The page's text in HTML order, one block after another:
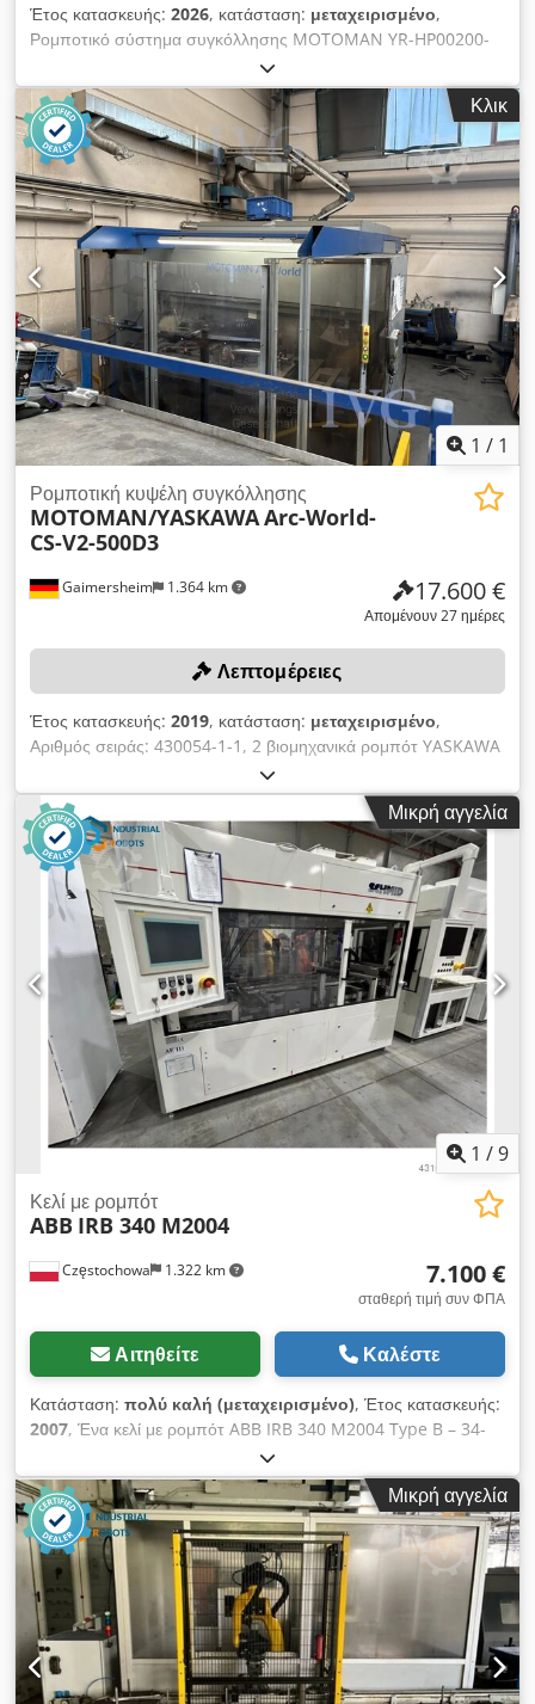
Έτος κατασκευής: 2026, κατάσταση: μεταχειρισμένο,
Ρομποτικό σύστημα συγκόλλησης MOTOMAN YR-HP00200-
B00, σειριακός αριθμός: S0M000-1-5, έτος κατασκευής: 2010,
2 εξαρτήματα συγκόλλησης για συγκόλληση με μπουλόνια,
συγκόλληση MIG/MAG, το καθένα με 1 βάση και 1 μηχανισμό
αλλαγής, 1 ηλεκτρικός πίνακας, αριθμός συσκευής 30033151,
μονάδα ελέγχου DX100, σειριακός αριθμός: HE0305977, 1
πηγή συγκόλλησης HBS IT90, 3 συστήματα εισαγωγής αερίου,
το καθένα με 1 δοχείο ταλάντωσης και μηχανισμό διαχωρισμού
VBZ3, 1 γερανογέφυρα με περιστρεφόμενο βραχίονα, 1
εξισορροπητής, 1 παλέτα αλλαγής, 1 περιστροφική συσκευή, 1
προστατευτικό κιγκλίδωμα, 1 σύστημα φωτοκυττάρων SICK, 1
φεγγίτη, 1 σύστημα εξαγωγής, 1 πηγή συγκόλλησης LEIPOLD
LQC MIG/MAG, αυτόματη τροφοδοσία σύρματος,
παρακολούθηση διαδικασίας. Cedozqzdiepfx Ap Isrf
Κλικ
1 / 1
Gaimersheim 1.364 km
Ρομποτική κυψέλη συγκόλλησης
MOTOMAN/YASKAWAArc-World-
CS-V2-500D3
17.600 €
Απομένουν 27 ημέρες
Λεπτομέρειες
Έτος κατασκευής: 2019, κατάσταση: μεταχειρισμένο,
Αριθμός σειράς: 430054-1-1, 2 βιομηχανικά ρομπότ YASKAWA
MA1440/MH12, το καθένα με μονάδα ελέγχου DX200, αριθμός
σειράς: 193423 / 193421, το καθένα με μηχανισμό
τροφοδοσίας σύρματος, εναλλάξιμη παλέτα, με
περιστρεφόμενη βάση, περίβλημα, τηλεχειριστήριο, περίβλημα
με φινστρέ, σύστημα φωτοκυττάρων, συμπεριλαμβανομένου 1
μεταλλικού ραφιού, περίπου 100x100x150 cm, 1 πάγκου
εργασίας, περίπου 100x100x100 cm. Crodpfxszqzdce Ap Isf
Μικρή αγγελία
1 /9
Częstochowa 1.322 km
Κελί με ρομπότ
ABB IRB 340 M2004
7.100 €
σταθερή τιμή συν ΦΠΑ
Αιτηθείτε Καλέστε
Κατάσταση: πολύ καλή (μεταχειρισμένο), Έτος κατασκευής:
2007, Ένα κελί με ρομπότ ABB IRB 340 M2004 Type B – 34-
51225 Ένα από τα πιο γρήγορα ρομπότ Robot της δεκαετίας
Delta για γρήγορη τροφοδοσία, αναγνώριση λεπτομέρειας και
στοίβαξη Ποσότητα: 10 τεμάχια Έτος παραγωγής: 2008
Έλεγχος: ABB M2004 Reception βάρους 1: Χωρητικότητα 1
kg: Διάμετρος - 1130 mm Ύψος - 250 mm Πωλήσεις - χωρίς
όριο Η κυψέλη διαθέτει δύο ιμάντα μεταφοράς με μήκος 65 cm
και πλάτος 100 cm ΤΙΜΗ για ένα πλήρες ARobotic: 6.400 €/
τεμάχιο ΤΙΜΗ για ένα ρομπότ σε κυψέλη: 7.100 €/τεμάχιο ⤵
σύστημα επεξεργασίας εικόνας (with software) Crjdsrbh
Uxepfx Ap Ief
Μικρή αγγελία